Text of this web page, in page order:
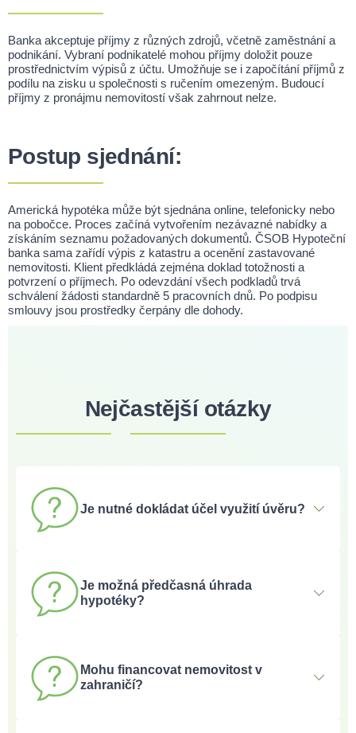
Banka akceptuje příjmy z různých zdrojů, včetně zaměstnání a
podnikání. Vybraní podnikatelé mohou příjmy doložit pouze
prostřednictvím výpisů z účtu. Umožňuje se i započítání příjmů z
podílu na zisku u společnosti s ručením omezeným. Budoucí
příjmy z pronájmu nemovitostí však zahrnout nelze.
Postup sjednání:
Americká hypotéka může být sjednána online, telefonicky nebo
na pobočce. Proces začíná vytvořením nezávazné nabídky a
získáním seznamu požadovaných dokumentů. ČSOB Hypoteční
banka sama zařídí výpis z katastru a ocenění zastavované
nemovitosti. Klient předkládá zejména doklad totožnosti a
potvrzení o příjmech. Po odevzdání všech podkladů trvá
schválení žádosti standardně 5 pracovních dnů. Po podpisu
smlouvy jsou prostředky čerpány dle dohody.
Nejčastější otázky
Je nutné dokládat účel využití úvěru?
nekontroluje, jak prostředky využijete.
Je možná předčasná úhrada
hypotéky?
sankce. Během fixace je každý rok možné zdarma
umořit až 25 % jistiny. Bez poplatků lze úvěr splatit také
v případě životních změn, jako je rozvod, pojistné plnění
Mohu financovat nemovitost v
zahraničí?